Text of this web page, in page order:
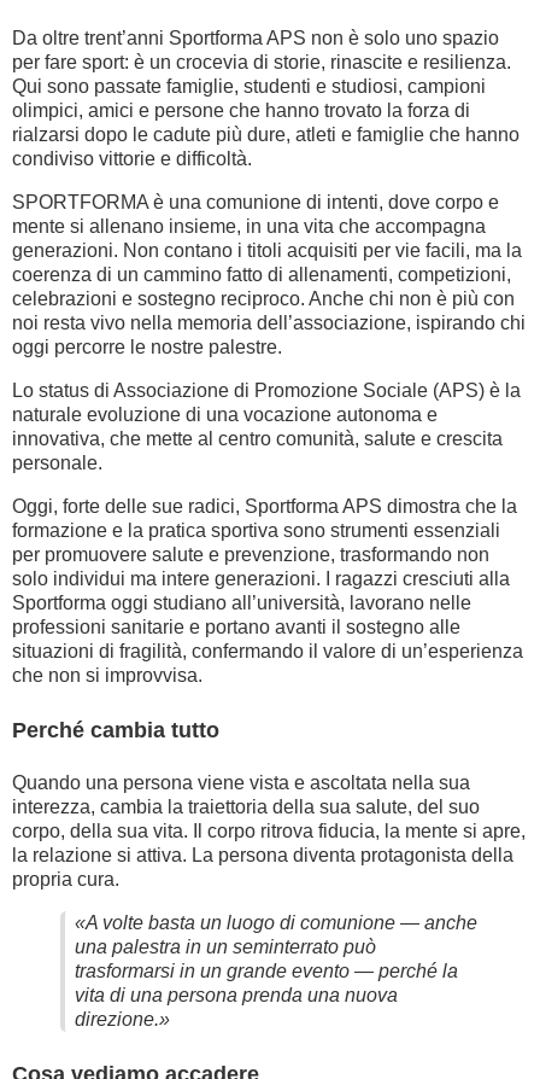
Da oltre trent’anni Sportforma APS non è solo uno spazio
per fare sport: è un crocevia di storie, rinascite e resilienza.
Qui sono passate famiglie, studenti e studiosi, campioni
olimpici, amici e persone che hanno trovato la forza di
rialzarsi dopo le cadute più dure, atleti e famiglie che hanno
condiviso vittorie e difficoltà.
SPORTFORMA è una comunione di intenti, dove corpo e
mente si allenano insieme, in una vita che accompagna
generazioni. Non contano i titoli acquisiti per vie facili, ma la
coerenza di un cammino fatto di allenamenti, competizioni,
celebrazioni e sostegno reciproco. Anche chi non è più con
noi resta vivo nella memoria dell’associazione, ispirando chi
oggi percorre le nostre palestre.
Lo status di Associazione di Promozione Sociale (APS) è la
naturale evoluzione di una vocazione autonoma e
innovativa, che mette al centro comunità, salute e crescita
personale.
Oggi, forte delle sue radici, Sportforma APS dimostra che la
formazione e la pratica sportiva sono strumenti essenziali
per promuovere salute e prevenzione, trasformando non
solo individui ma intere generazioni. I ragazzi cresciuti alla
Sportforma oggi studiano all’università, lavorano nelle
professioni sanitarie e portano avanti il sostegno alle
situazioni di fragilità, confermando il valore di un’esperienza
che non si improvvisa.
Perché cambia tutto
Quando una persona viene vista e ascoltata nella sua
interezza, cambia la traiettoria della sua salute, del suo
corpo, della sua vita. Il corpo ritrova fiducia, la mente si apre,
la relazione si attiva. La persona diventa protagonista della
propria cura.
«A volte basta un luogo di comunione — anche
una palestra in un seminterrato può
trasformarsi in un grande evento — perché la
vita di una persona prenda una nuova
direzione.»
Cosa vediamo accadere